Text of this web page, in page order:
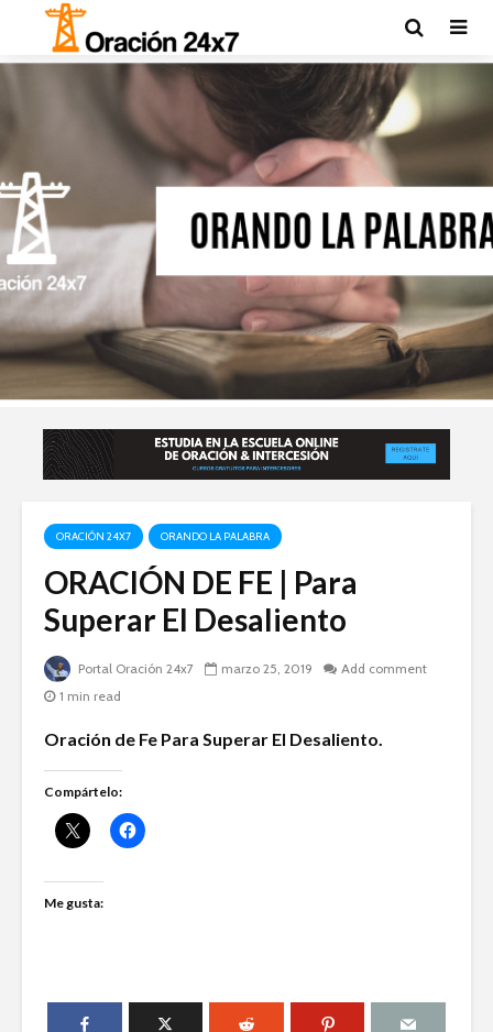
ORACIÓN 24X7 ORANDO LA PALABRA
ORACIÓN DE FE | Para
Superar El Desaliento
Portal Oración 24x7 marzo 25, 2019
Add comment
1 min read
Oración de Fe Para Superar El Desaliento.
Compártelo:
Me gusta: